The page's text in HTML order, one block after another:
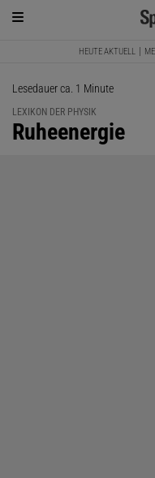
HEUTE AKTUELL
Lesedauer ca. 1 Minute
LEXIKON DER PHYSIK
:
Ruheenergie